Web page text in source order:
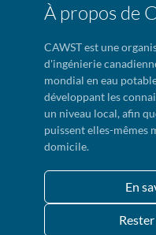
À propos de
CAWST est une
d'ingénierie
mondial en eau
développant les
un niveau local, afin
puissent elles-mêmes
domicile.
En